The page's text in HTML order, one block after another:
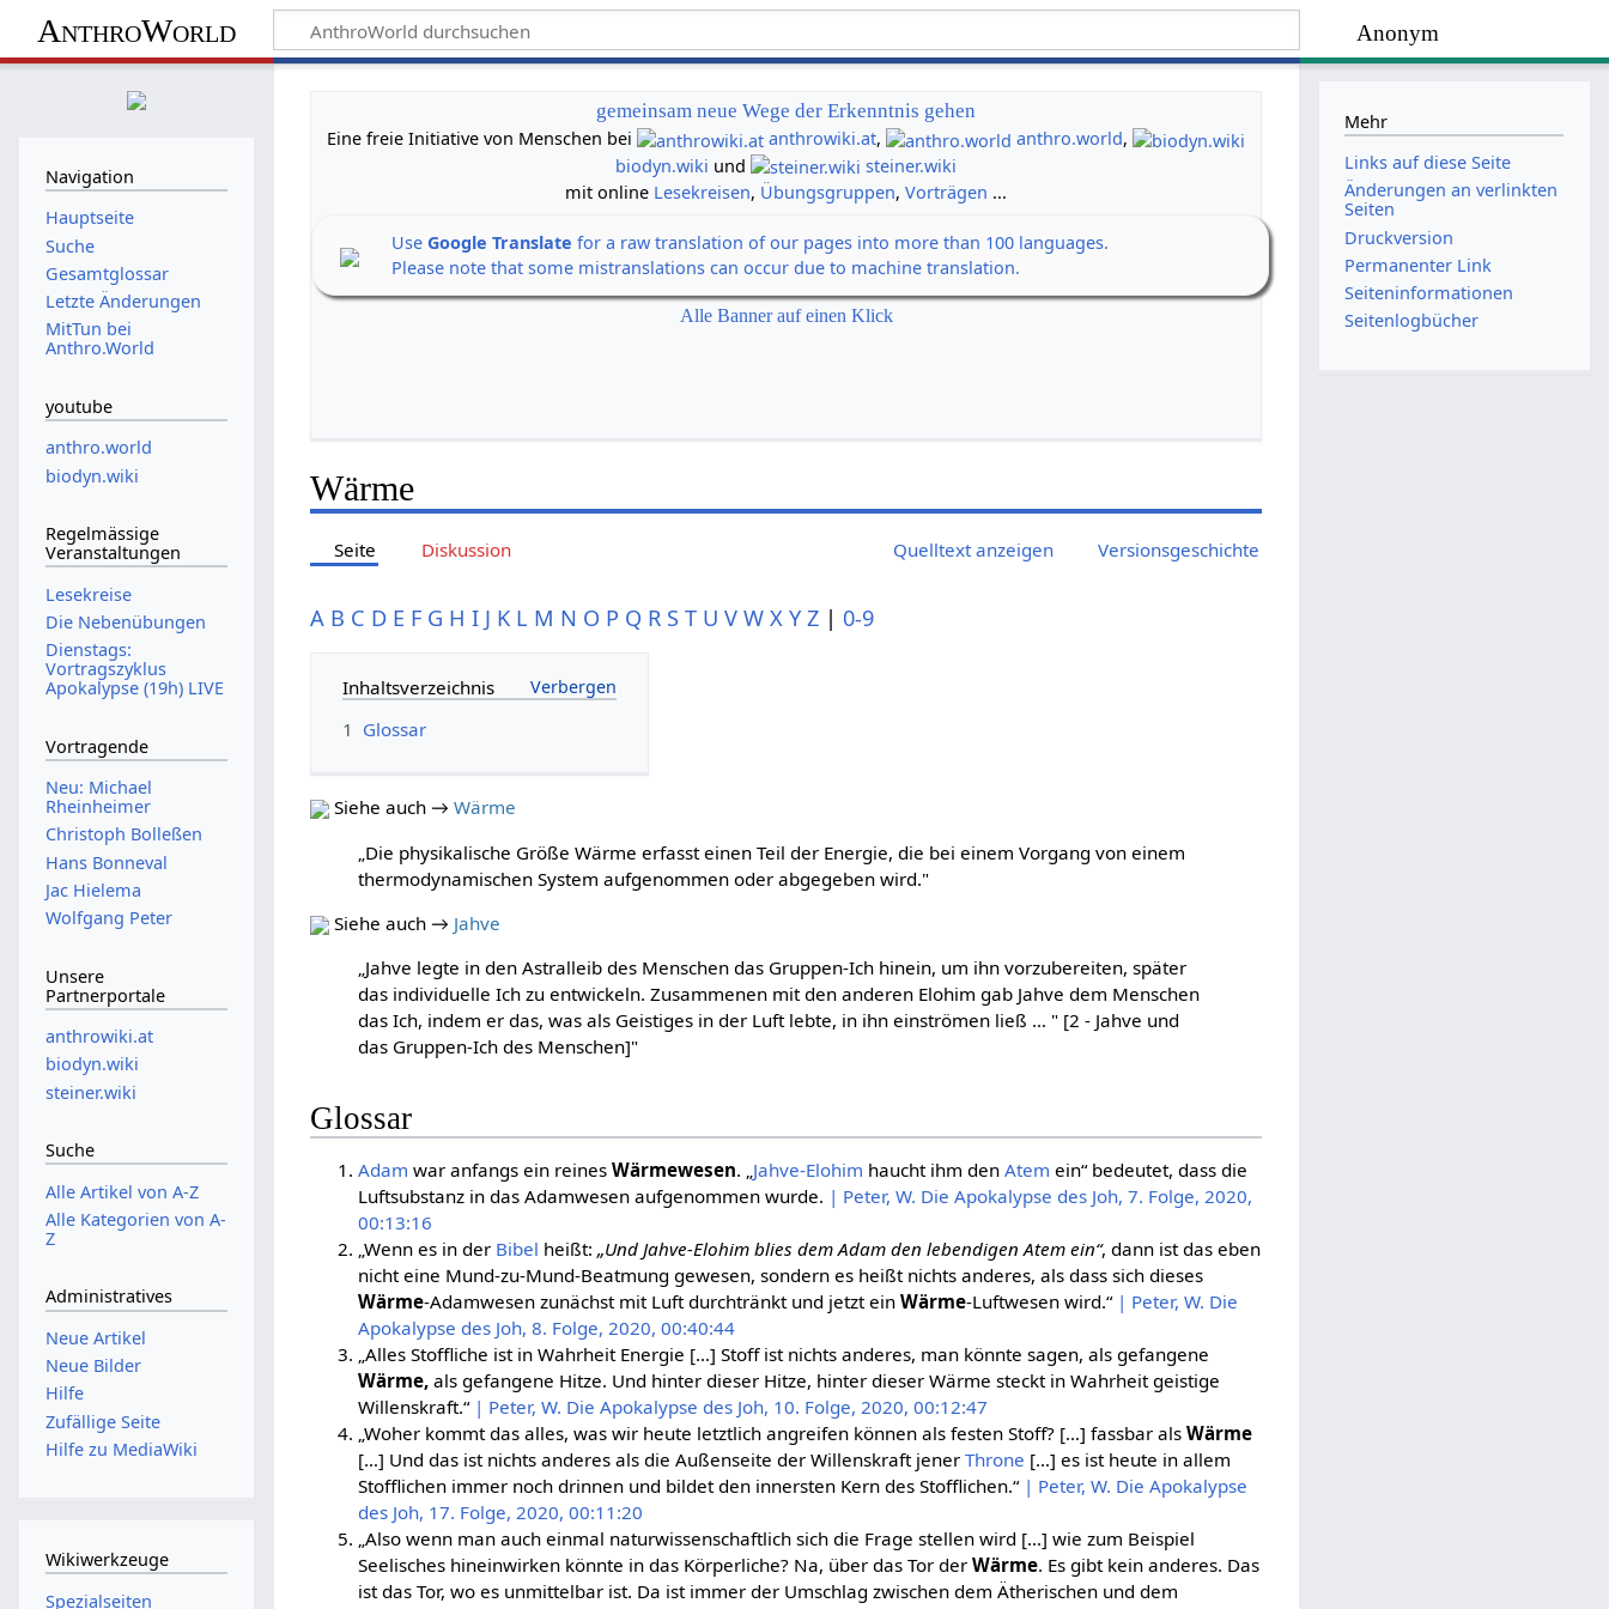
Anonym
AnthroWorld
gemeinsam neue Wege der Erkenntnis gehen
Eine freie Initiative von Menschen bei
anthrowiki.at, anthro.world,
biodyn.wiki und
steiner.wiki
mit online Lesekreisen, Übungsgruppen,Vorträgen ...
UseGoogle Translate for a raw translation of our pages into more than 100 languages.
Please note that some mistranslations can occur due to machine translation.
Alle Banner auf einen Klick
Wärme
Seite Diskussion Quelltext anzeigen Versionsgeschichte
A B C D E F G H I J K L M N O P Q R S T U V W X Y Z | 0-9
Inhaltsverzeichnis
1 Glossar
Siehe auch →Wärme
„Die physikalische Größe Wärme erfasst einen Teil der Energie, die bei einem Vorgang von einem
thermodynamischen System aufgenommen oder abgegeben wird."
Siehe auch → Jahve
„Jahve legte in den Astralleib des Menschen das Gruppen-Ich hinein, um ihn vorzubereiten, später
das individuelle Ich zu entwickeln. Zusammenen mit den anderen Elohim gab Jahve dem Menschen
das Ich, indem er das, was als Geistiges in der Luft lebte, in ihn einströmen ließ … " [2 - Jahve und
das Gruppen-Ich des Menschen]"
Glossar
Adam war anfangs ein reinesWärmewesen. „Jahve-Elohim haucht ihm denAtem ein“ bedeutet, dass die
Luftsubstanz in das Adamwesen aufgenommen wurde. | Peter, W. Die Apokalypse des Joh, 7. Folge, 2020,
00:13:16
„Wenn es in der Bibel heißt:„Und Jahve-Elohim blies dem Adam den lebendigen Atem ein“, dann ist das eben
nicht eine Mund-zu-Mund-Beatmung gewesen, sondern es heißt nichts anderes, als dass sich dieses
Wärme-Adamwesen zunächst mit Luft durchtränkt und jetzt einWärme-Luftwesen wird.“ | Peter, W. Die
Apokalypse des Joh, 8. Folge, 2020, 00:40:44
„Alles Stoffliche ist in Wahrheit Energie […] Stoff ist nichts anderes, man könnte sagen, als gefangene
Wärme, als gefangene Hitze. Und hinter dieser Hitze, hinter dieser Wärme steckt in Wahrheit geistige
Willenskraft.“ | Peter, W. Die Apokalypse des Joh, 10. Folge, 2020, 00:12:47
„Woher kommt das alles, was wir heute letztlich angreifen können als festen Stoff? […] fassbar alsWärme
[…] Und das ist nichts anderes als die Außenseite der Willenskraft jenerThrone […] es ist heute in allem
Stofflichen immer noch drinnen und bildet den innersten Kern des Stofflichen.“ | Peter, W. Die Apokalypse
des Joh, 17. Folge, 2020, 00:11:20
„Also wenn man auch einmal naturwissenschaftlich sich die Frage stellen wird […] wie zum Beispiel
Seelisches hineinwirken könnte in das Körperliche? Na, über das Tor derWärme. Es gibt kein anderes. Das
ist das Tor, wo es unmittelbar ist. Da ist immer der Umschlag zwischen dem Ätherischen und dem
Navigation
Hauptseite
Suche
Gesamtglossar
Letzte Änderungen
MitTun bei
Anthro.World
youtube
anthro.world
biodyn.wiki
Regelmässige
Veranstaltungen
Lesekreise
Die Nebenübungen
Dienstags:
Vortragszyklus
Apokalypse (19h) LIVE
Vortragende
Neu: Michael
Rheinheimer
Christoph Bolleßen
Hans Bonneval
Jac Hielema
Wolfgang Peter
Unsere
Partnerportale
anthrowiki.at
biodyn.wiki
steiner.wiki
Suche
Alle Artikel von A-Z
Alle Kategorien von A-
Z
Administratives
Neue Artikel
Neue Bilder
Hilfe
Zufällige Seite
Hilfe zu MediaWiki
Wikiwerkzeuge
Spezialseiten
Mehr
Links auf diese Seite
Änderungen an verlinkten
Seiten
Druckversion
Permanenter Link
Seiten­­informationen
Seitenlogbücher